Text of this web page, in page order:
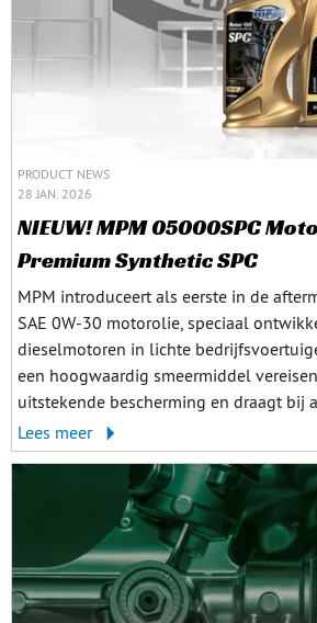
PRODUCT NEWS
28 JAN. 2026
NIEUW! MPM 05000SPC
Premium Synthetic SPC
MPM introduceert als eerste in de
SAE 0W-30 motorolie, speciaal
dieselmotoren in lichte
een hoogwaardig smeermiddel
uitstekende bescherming en draagt bij
Lees meer